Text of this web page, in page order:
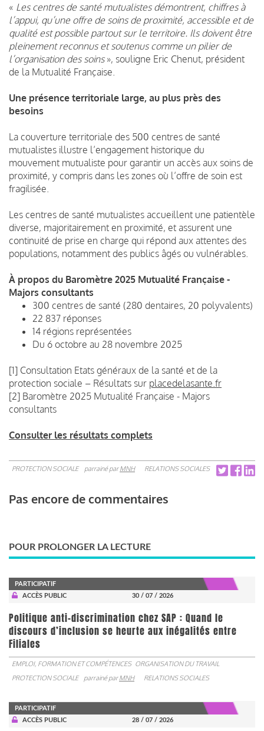
« Les centres de santé mutualistes démontrent, chiffres à
l’appui, qu’une offre de soins de proximité, accessible et de
qualité est possible partout sur le territoire. Ils doivent être
pleinement reconnus et soutenus comme un pilier de
l’organisation des soins», souligne Eric Chenut, président
de la Mutualité Française.
Une présence territoriale large, au plus près des
besoins
La couverture territoriale des 500 centres de santé
mutualistes illustre l’engagement historique du
mouvement mutualiste pour garantir un accès aux soins de
proximité, y compris dans les zones où l’offre de soin est
fragilisée.
Les centres de santé mutualistes accueillent une patientèle
diverse, majoritairement en proximité, et assurent une
continuité de prise en charge qui répond aux attentes des
populations, notamment des publics âgés ou vulnérables.
À propos du Baromètre 2025 Mutualité Française -
Majors consultants
300 centres de santé (280 dentaires, 20 polyvalents)
22 837 réponses
14 régions représentées
Du 6 octobre au 28 novembre 2025
[1] Consultation Etats généraux de la santé et de la
protection sociale – Résultats sur placedelasante.fr
[2] Baromètre 2025 Mutualité Française - Majors
consultants
Consulter les résultats complets
PROTECTION SOCIALE parrainé parMNH RELATIONS SOCIALES
Pas encore de commentaires
POUR PROLONGER LA LECTURE
PARTICIPATIF
ACCÈS PUBLIC
30 / 07 / 2026
Politique anti-discrimination chez SAP : Quand le
discours d’inclusion se heurte aux inégalités entre
Filiales
EMPLOI, FORMATION ET COMPÉTENCES ORGANISATION DU TRAVAIL
PROTECTION SOCIALE
parrainé parMNH RELATIONS SOCIALES
PARTICIPATIF
ACCÈS PUBLIC
28 / 07 / 2026